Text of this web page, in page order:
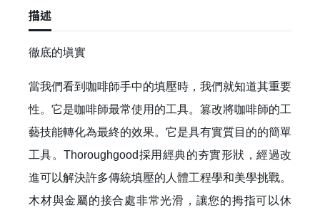
描述
徹底的塡實
當我們看到咖啡師手中的填壓時，我們就知道其重要
性。它是咖啡師最常使用的工具。篡改將咖啡師的工
藝技能轉化為最終的效果。它是具有實質目的的簡單
工具。Thoroughgood採用經典的夯實形狀，經過改
進可以解決許多傳統填壓的人體工程學和美學挑戰。
木材與金屬的接合處非常光滑，讓您的拇指可以休